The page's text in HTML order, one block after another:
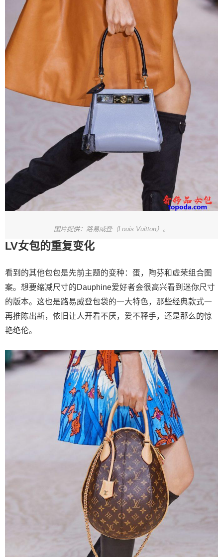
图片提供：路易威登（Louis Vuitton）。
LV女包的重复变化
看到的其他包包是先前主题的变种：蛋，陶芬和虚荣组合图
案。想要缩减尺寸的Dauphine爱好者会很高兴看到迷你尺寸
的版本。这也是路易威登包袋的一大特色，那些经典款式一
再推陈出新，依旧让人开看不厌，爱不释手，还是那么的惊
艳绝伦。